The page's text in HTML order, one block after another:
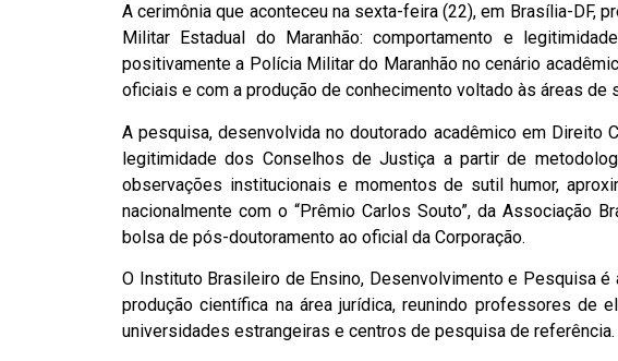
A cerimônia que aconteceu na sexta-feira (22), em Brasília-DF,
Militar Estadual do Maranhão: comportamento e
positivamente a Polícia Militar do Maranhão no cenário
oficiais e com a produção de conhecimento voltado às áreas
A pesquisa, desenvolvida no doutorado acadêmico em Direito
legitimidade dos Conselhos de Justiça a partir de
observações institucionais e momentos de sutil humor,
nacionalmente com o “Prêmio Carlos Souto”, da Associação
bolsa de pós-doutoramento ao oficial da Corporação.
O Instituto Brasileiro de Ensino, Desenvolvimento e Pesquisa
produção científica na área jurídica, reunindo professores de
universidades estrangeiras e centros de pesquisa de referência.